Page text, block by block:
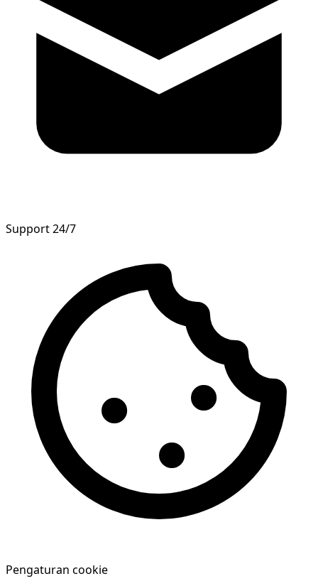
Support 24/7
Pengaturan cookie